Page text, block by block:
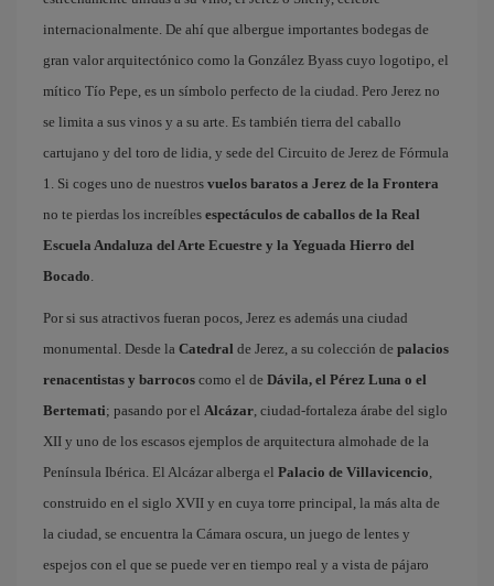
internacionalmente. De ahí que albergue importantes bodegas de
gran valor arquitectónico como la González Byass cuyo logotipo, el
mítico Tío Pepe, es un símbolo perfecto de la ciudad. Pero Jerez no
se limita a sus vinos y a su arte. Es también tierra del caballo
cartujano y del toro de lidia, y sede del Circuito de Jerez de Fórmula
1. Si coges uno de nuestros vuelos baratos a Jerez de la Frontera
no te pierdas los increíbles espectáculos de caballos de la Real
Escuela Andaluza del Arte Ecuestre y la Yeguada Hierro del
Bocado.
Por si sus atractivos fueran pocos, Jerez es además una ciudad
monumental. Desde la Catedral de Jerez, a su colección de palacios
renacentistas y barrocos como el de Dávila, el Pérez Luna o el
Bertemati; pasando por el Alcázar, ciudad-fortaleza árabe del siglo
XII y uno de los escasos ejemplos de arquitectura almohade de la
Península Ibérica. El Alcázar alberga el Palacio de Villavicencio,
construido en el siglo XVII y en cuya torre principal, la más alta de
la ciudad, se encuentra la Cámara oscura, un juego de lentes y
espejos con el que se puede ver en tiempo real y a vista de pájaro